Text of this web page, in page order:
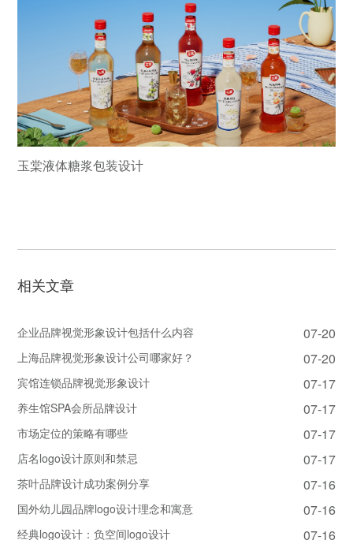
玉棠液体糖浆包装设计
相关文章
企业品牌视觉形象设计包括什么内容 07-20
上海品牌视觉形象设计公司哪家好？ 07-20
宾馆连锁品牌视觉形象设计 07-17
养生馆SPA会所品牌设计 07-17
市场定位的策略有哪些 07-17
店名logo设计原则和禁忌 07-17
茶叶品牌设计成功案例分享 07-16
国外幼儿园品牌logo设计理念和寓意 07-16
经典logo设计：负空间logo设计 07-16